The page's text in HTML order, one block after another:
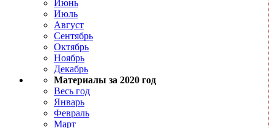
Июнь
Июль
Август
Сентябрь
Октябрь
Ноябрь
Декабрь
Материалы за 2020 год
Весь год
Январь
Февраль
Март